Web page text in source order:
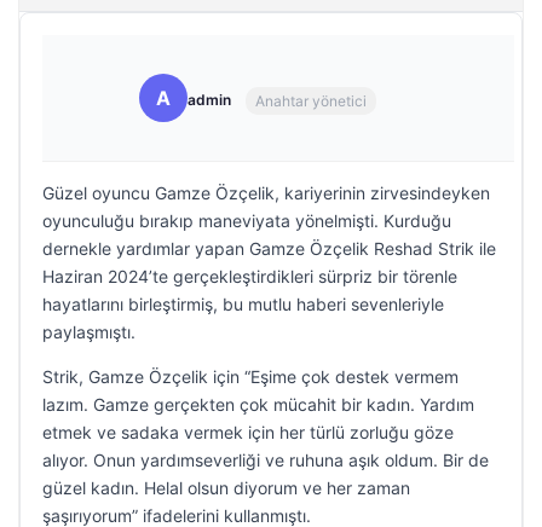
A admin Anahtar yönetici
Güzel oyuncu Gamze Özçelik, kariyerinin zirvesindeyken
oyunculuğu bırakıp maneviyata yönelmişti. Kurduğu
dernekle yardımlar yapan Gamze Özçelik Reshad Strik ile
Haziran 2024’te gerçekleştirdikleri sürpriz bir törenle
hayatlarını birleştirmiş, bu mutlu haberi sevenleriyle
paylaşmıştı.
Strik, Gamze Özçelik için “Eşime çok destek vermem
lazım. Gamze gerçekten çok mücahit bir kadın. Yardım
etmek ve sadaka vermek için her türlü zorluğu göze
alıyor. Onun yardımseverliği ve ruhuna aşık oldum. Bir de
güzel kadın. Helal olsun diyorum ve her zaman
şaşırıyorum” ifadelerini kullanmıştı.